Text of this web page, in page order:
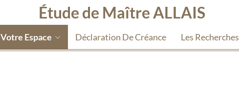
Étude de Maître ALLAIS
Votre Espace Déclaration De Créance Les Recherches